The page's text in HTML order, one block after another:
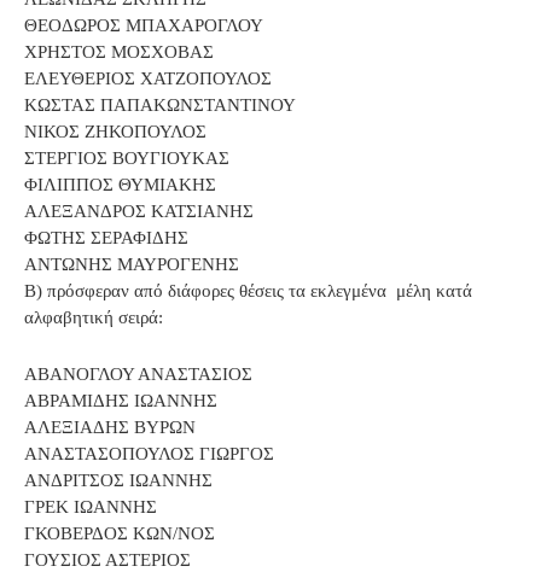
ΘΕΟΔΩΡΟΣ ΜΠΑΧΑΡΟΓΛΟΥ
ΧΡΗΣΤΟΣ ΜΟΣΧΟΒΑΣ
ΕΛΕΥΘΕΡΙΟΣ ΧΑΤΖΟΠΟΥΛΟΣ
ΚΩΣΤΑΣ ΠΑΠΑΚΩΝΣΤΑΝΤΙΝΟΥ
ΝΙΚΟΣ ΖΗΚΟΠΟΥΛΟΣ
ΣΤΕΡΓΙΟΣ ΒΟΥΓΙΟΥΚΑΣ
ΦΙΛΙΠΠΟΣ ΘΥΜΙΑΚΗΣ
ΑΛΕΞΑΝΔΡΟΣ ΚΑΤΣΙΑΝΗΣ
ΦΩΤΗΣ ΣΕΡΑΦΙΔΗΣ
ΑΝΤΩΝΗΣ ΜΑΥΡΟΓΕΝΗΣ
Β) πρόσφεραν από διάφορες θέσεις τα εκλεγμένα μέλη κατά
αλφαβητική σειρά:
ΑΒΑΝΟΓΛΟΥ ΑΝΑΣΤΑΣΙΟΣ
ΑΒΡΑΜΙΔΗΣ ΙΩΑΝΝΗΣ
ΑΛΕΞΙΑΔΗΣ ΒΥΡΩΝ
ΑΝΑΣΤΑΣΟΠΟΥΛΟΣ ΓΙΩΡΓΟΣ
ΑΝΔΡΙΤΣΟΣ ΙΩΑΝΝΗΣ
ΓΡΕΚ ΙΩΑΝΝΗΣ
ΓΚΟΒΕΡΔΟΣ ΚΩΝ/ΝΟΣ
ΓΟΥΣΙΟΣ ΑΣΤΕΡΙΟΣ